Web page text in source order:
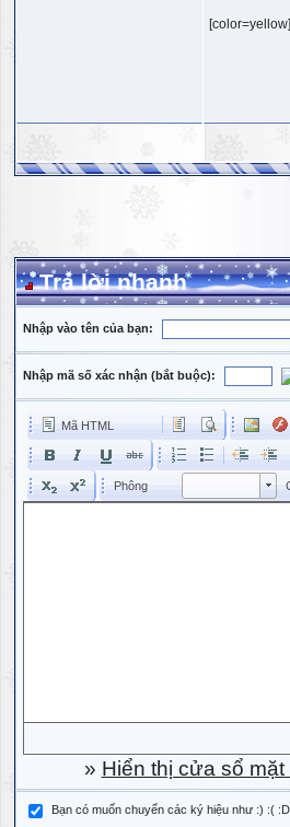
Trả lời nhanh
Nhập vào tên của bạn:
Nhập mã số xác nhận (bắt buộc):
Mã HTML
Phông Phông
» Hiển thị cửa sổ
Bạn có muốn chuyển các ký hiệu như :) :(